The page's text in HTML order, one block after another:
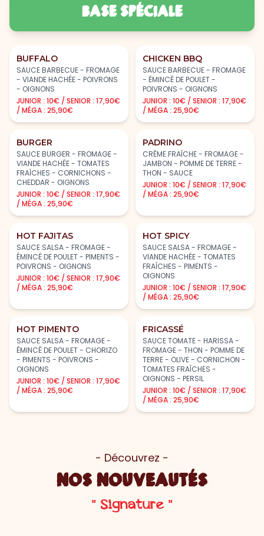
BASE SPÉCIALE
BUFFALO
SAUCE BARBECUE - FROMAGE
- VIANDE HACHÉE - POIVRONS
- OIGNONS
JUNIOR : 10€ / SENIOR : 17,90€
/ MÉGA : 25,90€
CHICKEN BBQ
SAUCE BARBECUE - FROMAGE
- ÉMINCÉ DE POULET -
POIVRONS - OIGNONS
JUNIOR : 10€ / SENIOR : 17,90€
/ MÉGA : 25,90€
BURGER
SAUCE BURGER - FROMAGE -
VIANDE HACHÉE - TOMATES
FRAÎCHES - CORNICHONS -
CHEDDAR - OIGNONS
JUNIOR : 10€ / SENIOR : 17,90€
/ MÉGA : 25,90€
PADRINO
CRÈME FRAÎCHE - FROMAGE -
JAMBON - POMME DE TERRE -
THON - SAUCE
JUNIOR : 10€ / SENIOR : 17,90€
/ MÉGA : 25,90€
HOT FAJITAS
SAUCE SALSA - FROMAGE -
ÉMINCÉ DE POULET - PIMENTS -
POIVRONS - OIGNONS
JUNIOR : 10€ / SENIOR : 17,90€
/ MÉGA : 25,90€
HOT SPICY
SAUCE SALSA - FROMAGE -
VIANDE HACHÉE - TOMATES
FRAÎCHES - PIMENTS -
OIGNONS
JUNIOR : 10€ / SENIOR : 17,90€
/ MÉGA : 25,90€
HOT PIMENTO
SAUCE SALSA - FROMAGE -
ÉMINCÉ DE POULET - CHORIZO
- PIMENTS - POIVRONS -
OIGNONS
JUNIOR : 10€ / SENIOR : 17,90€
/ MÉGA : 25,90€
FRICASSÉ
SAUCE TOMATE - HARISSA -
FROMAGE - THON - POMME DE
TERRE - OLIVE - CORNICHON -
TOMATES FRAÎCHES -
OIGNONS - PERSIL
JUNIOR : 10€ / SENIOR : 17,90€
/ MÉGA : 25,90€
- Découvrez -
NOS NOUVEAUTÉS
" Signature "